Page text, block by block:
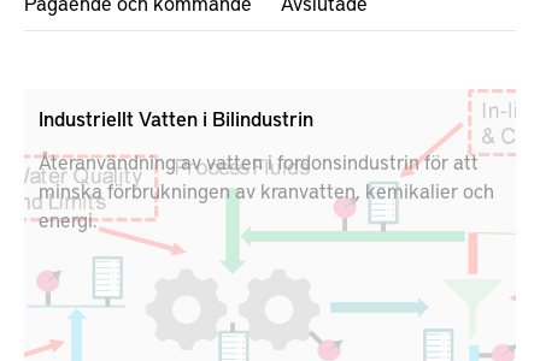
Industriellt Vatten i Bilindustrin
Återanvändning av vatten i fordonsindustrin för att
minska förbrukningen av kranvatten, kemikalier och
energi.